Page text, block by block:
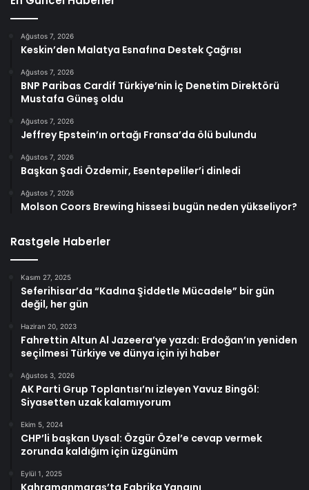
Ağustos 7, 2026
Keskin’den Malatya Esnafına Destek Çağrısı
Ağustos 7, 2026
BNP Paribas Cardif Türkiye’nin İç Denetim Direktörü
Mustafa Güneş oldu
Ağustos 7, 2026
Jeffrey Epstein’ın ortağı Fransa’da ölü bulundu
Ağustos 7, 2026
Başkan Şadi Özdemir, Esentepeliler’i dinledi
Ağustos 7, 2026
Molson Coors Brewing hissesi bugün neden yükseliyor?
Rastgele Haberler
Kasım 27, 2025
Seferihisar’da “Kadına Şiddetle Mücadele” bir gün
değil, her gün
Haziran 20, 2023
Fahrettin Altun Al Jazeera’ye yazdı: Erdoğan’ın yeniden
seçilmesi Türkiye ve dünya için iyi haber
Ağustos 3, 2026
AK Parti Grup Toplantısı’nı izleyen Yavuz Bingöl:
Siyasetten uzak kalamıyorum
Ekim 5, 2024
CHP’li başkan Uysal: Özgür Özel’e cevap vermek
zorunda kaldığım için üzgünüm
Eylül 1, 2025